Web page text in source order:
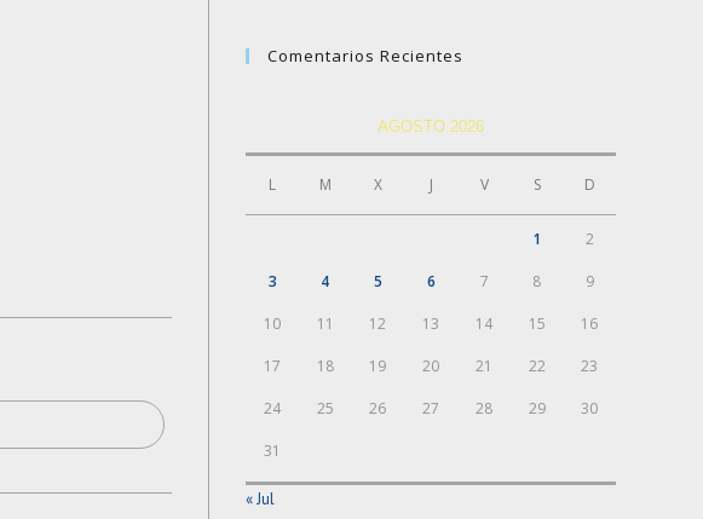
Comentarios Recientes
AGOSTO 2026
L M X J V S D
1 2
3 4 5 6 7 8 9
10 11 12 13 14 15 16
17 18 19 20 21 22 23
24 25 26 27 28 29 30
31
« Jul